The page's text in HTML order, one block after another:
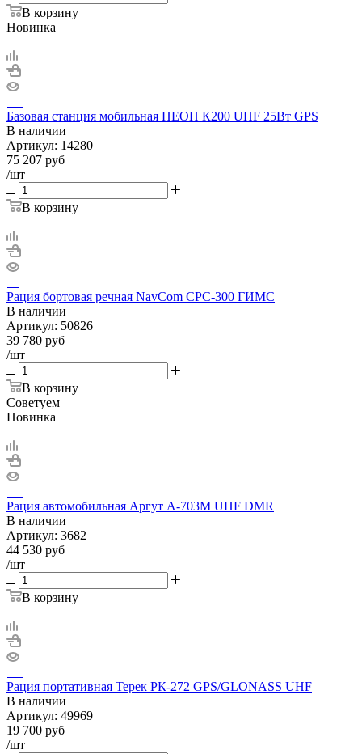
В корзину
Новинка
Базовая станция мобильная НЕОН К200 UHF 25Вт GPS
В наличии
Артикул: 14280
75 207 руб
/шт
В корзину
Рация бортовая речная NavCom CPC-300 ГИМС
В наличии
Артикул: 50826
39 780 руб
/шт
В корзину
Советуем
Новинка
Рация автомобильная Аргут А-703М UHF DMR
В наличии
Артикул: 3682
44 530 руб
/шт
В корзину
Рация портативная Терек РК-272 GPS/GLONASS UHF
В наличии
Артикул: 49969
19 700 руб
/шт